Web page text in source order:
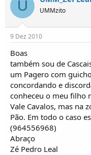
U UMMzito
9 Dez 2010
Boas
também sou de
um Pagero com
concordando e
conheceu o meu filho
Vale Cavalos, mas na
Pão. Em todo o caso
(964556968)
Abraço
Zé Pedro Leal